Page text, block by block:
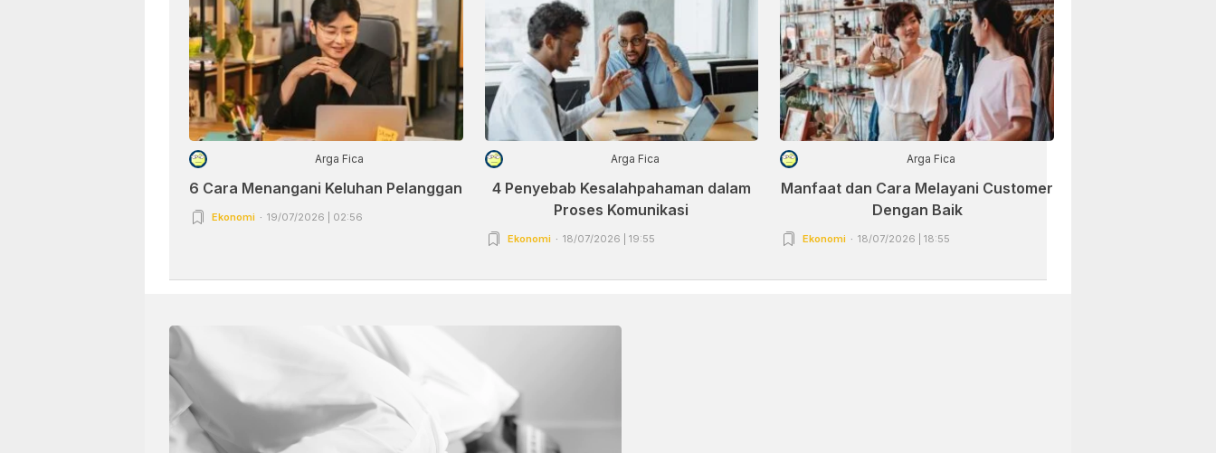
Arga Fica
6 Cara Menangani Keluhan Pelanggan
Ekonomi 19/07/2026 | 02:56
Arga Fica
4 Penyebab Kesalahpahaman dalam
Proses Komunikasi
Ekonomi 18/07/2026 | 19:55
Arga Fica
Manfaat dan Cara Melayani Customer
Dengan Baik
Ekonomi 18/07/2026 | 18:55